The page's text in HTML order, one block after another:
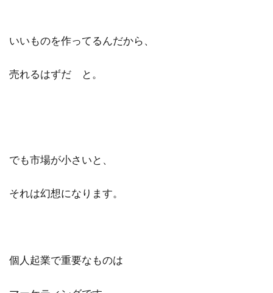
いいものを作ってるんだから、
売れるはずだ と。
でも市場が小さいと、
それは幻想になります。
個人起業で重要なものは